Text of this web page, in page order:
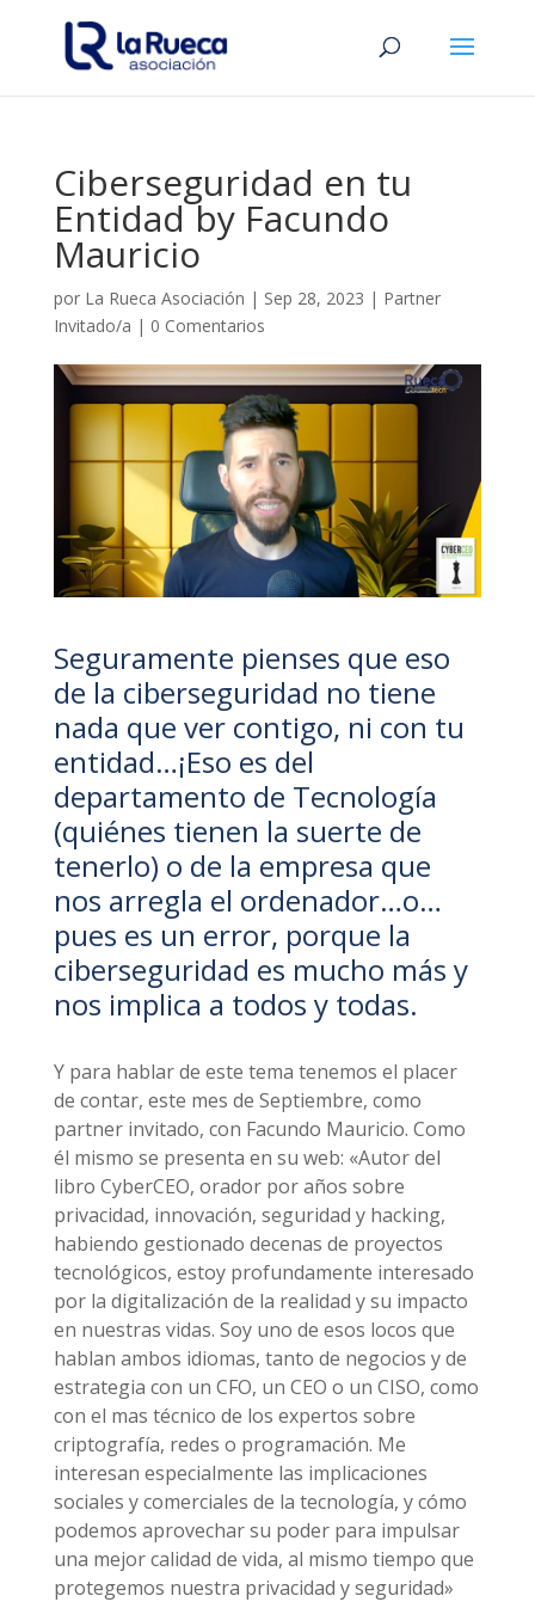
Ciberseguridad en tu
Entidad by Facundo
Mauricio
por La Rueca Asociación | Sep 28, 2023 | Partner
Invitado/a | 0 Comentarios
Seguramente pienses que eso
de la ciberseguridad no tiene
nada que ver contigo, ni con tu
entidad…¡Eso es del
departamento de Tecnología
(quiénes tienen la suerte de
tenerlo) o de la empresa que
nos arregla el ordenador…o…
pues es un error, porque la
ciberseguridad es mucho más y
nos implica a todos y todas.
Y para hablar de este tema tenemos el placer
de contar, este mes de Septiembre, como
partner invitado, con Facundo Mauricio. Como
él mismo se presenta en su web: «Autor del
libro CyberCEO, orador por años sobre
privacidad, innovación, seguridad y hacking,
habiendo gestionado decenas de proyectos
tecnológicos, estoy profundamente interesado
por la digitalización de la realidad y su impacto
en nuestras vidas. Soy uno de esos locos que
hablan ambos idiomas, tanto de negocios y de
estrategia con un CFO, un CEO o un CISO, como
con el mas técnico de los expertos sobre
criptografía, redes o programación. Me
interesan especialmente las implicaciones
sociales y comerciales de la tecnología, y cómo
podemos aprovechar su poder para impulsar
una mejor calidad de vida, al mismo tiempo que
protegemos nuestra privacidad y seguridad»